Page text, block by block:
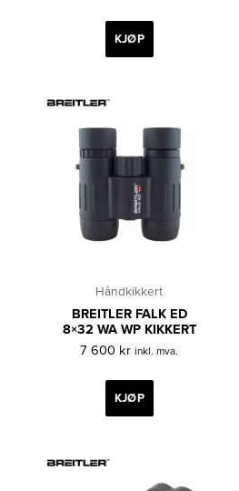
KJØP
Håndkikkert
BREITLER FALK ED
8×32 WA WP KIKKERT
7 600 kr inkl. mva.
KJØP